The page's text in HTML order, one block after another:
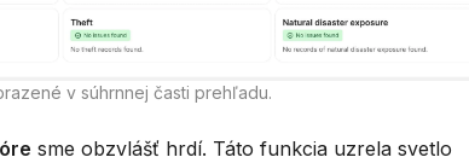
v súhrnnej časti prehľadu.
sme obzvlášť hrdí. Táto funkcia uzrela svetlo